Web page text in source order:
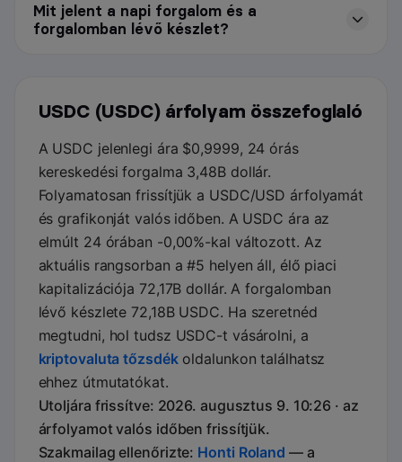
Mit jelent a napi forgalom és a
forgalomban lévő készlet?
USDC (USDC) árfolyam összefoglaló
A USDC jelenlegi ára $0,9999, 24 órás
kereskedési forgalma 3,48B dollár.
Folyamatosan frissítjük a USDC/USD árfolyamát
és grafikonját valós időben. A USDC ára az
elmúlt 24 órában -0,00%-kal változott. Az
aktuális rangsorban a #5 helyen áll, élő piaci
kapitalizációja 72,17B dollár. A forgalomban
lévő készlete 72,18B USDC. Ha szeretnéd
megtudni, hol tudsz USDC-t vásárolni, a
kriptovaluta tőzsdékoldalunkon találhatsz
ehhez útmutatókat.
Utoljára frissítve: 2026. augusztus 9. 10:26 · az
árfolyamot valós időben frissítjük.
Szakmailag ellenőrizte: Honti Roland — a